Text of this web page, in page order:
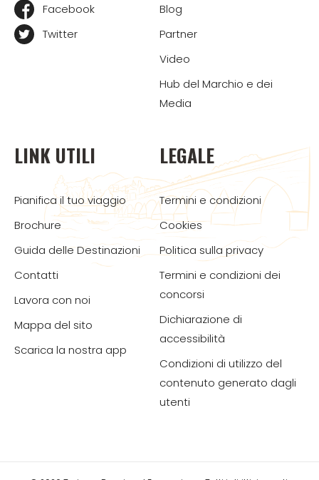
Facebook
Twitter
Blog
Partner
Video
Hub del Marchio e dei
Media
LINK UTILI
Pianifica il tuo viaggio
Brochure
Guida delle Destinazioni
Contatti
Lavora con noi
Mappa del sito
Scarica la nostra app
LEGALE
Termini e condizioni
Cookies
Politica sulla privacy
Termini e condizioni dei
concorsi
Dichiarazione di
accessibilità
Condizioni di utilizzo del
contenuto generato dagli
utenti